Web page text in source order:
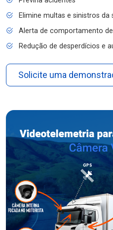
Elimine multas e sinistros
Alerta de comportamento
Redução de desperdícios e
Solicite uma